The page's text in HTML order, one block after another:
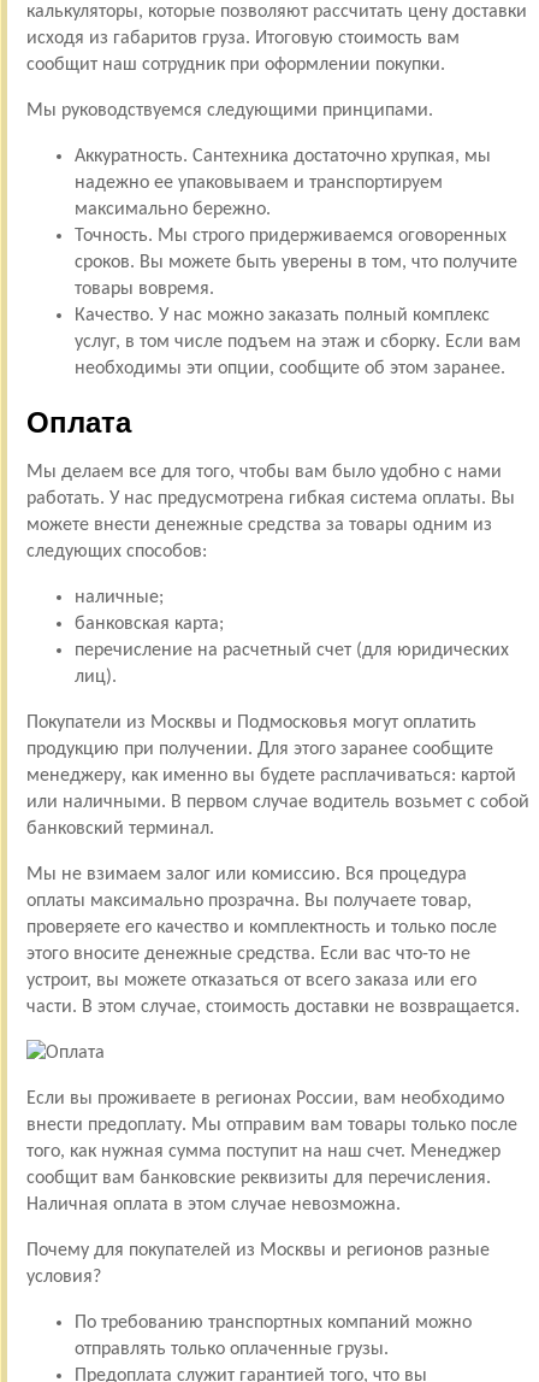
калькуляторы, которые позволяют рассчитать цену доставки
исходя из габаритов груза. Итоговую стоимость вам
сообщит наш сотрудник при оформлении покупки.
Мы руководствуемся следующими принципами.
Аккуратность. Сантехника достаточно хрупкая, мы
надежно ее упаковываем и транспортируем
максимально бережно.
Точность. Мы строго придерживаемся оговоренных
сроков. Вы можете быть уверены в том, что получите
товары вовремя.
Качество. У нас можно заказать полный комплекс
услуг, в том числе подъем на этаж и сборку. Если вам
необходимы эти опции, сообщите об этом заранее.
Оплата
Мы делаем все для того, чтобы вам было удобно с нами
работать. У нас предусмотрена гибкая система оплаты. Вы
можете внести денежные средства за товары одним из
следующих способов:
наличные;
банковская карта;
перечисление на расчетный счет (для юридических
лиц).
Покупатели из Москвы и Подмосковья могут оплатить
продукцию при получении. Для этого заранее сообщите
менеджеру, как именно вы будете расплачиваться: картой
или наличными. В первом случае водитель возьмет с собой
банковский терминал.
Мы не взимаем залог или комиссию. Вся процедура
оплаты максимально прозрачна. Вы получаете товар,
проверяете его качество и комплектность и только после
этого вносите денежные средства. Если вас что-то не
устроит, вы можете отказаться от всего заказа или его
части. В этом случае, стоимость доставки не возвращается.
Если вы проживаете в регионах России, вам необходимо
внести предоплату. Мы отправим вам товары только после
того, как нужная сумма поступит на наш счет. Менеджер
сообщит вам банковские реквизиты для перечисления.
Наличная оплата в этом случае невозможна.
Почему для покупателей из Москвы и регионов разные
условия?
По требованию транспортных компаний можно
отправлять только оплаченные грузы.
Предоплата служит гарантией того, что вы